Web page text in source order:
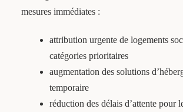
mesures immédiates :
attribution urgente de logements
catégories prioritaires
augmentation des solutions
temporaire
réduction des délais d’attente pour